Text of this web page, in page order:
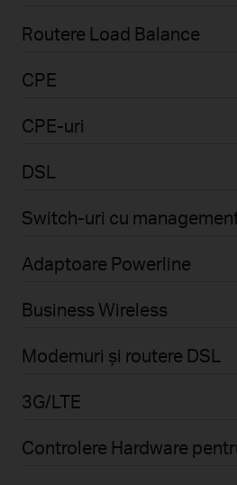
Routere Load Balance
CPE
CPE-uri
DSL
Switch-uri cu
Adaptoare Powerline
Business Wireless
Modemuri și routere DSL
3G/LTE
Controlere Hardware